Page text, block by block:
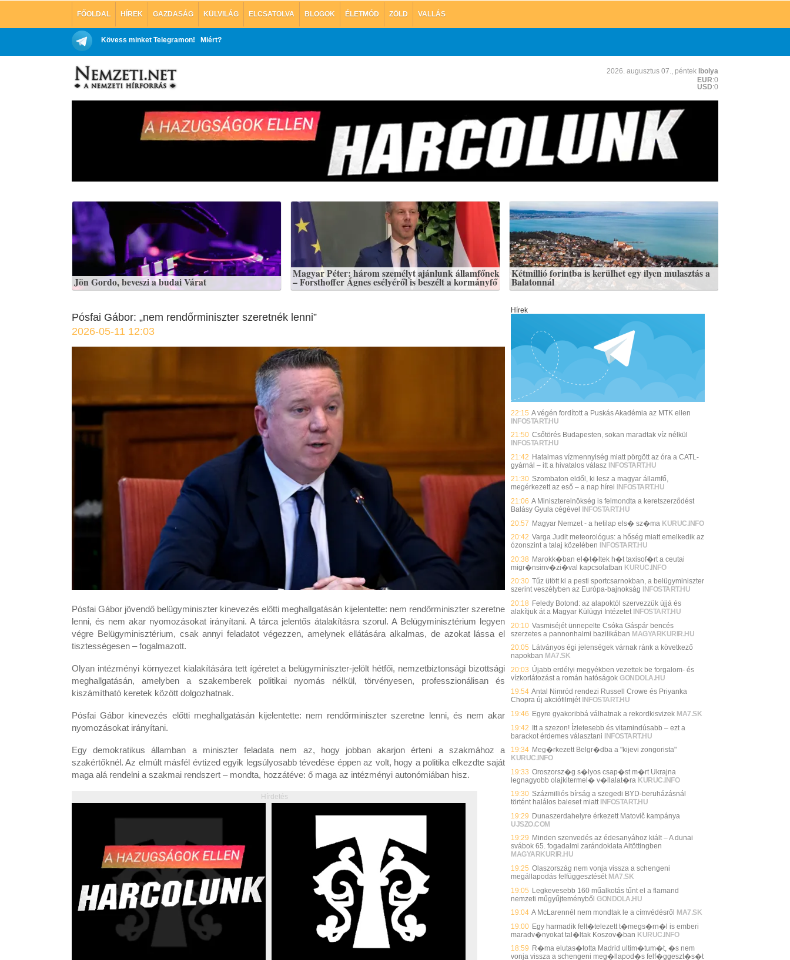
FŐOLDAL HÍREK GAZDASÁG KÜLVILÁG ELCSATOLVA BLOGOK ÉLETMÓD ZÖLD VALLÁS
Kövess minket Telegramon! Miért?
2026. augusztus 07., péntek Ibolya
EUR:0
USD:0
Jön Gordo, beveszi a budai Várat
Magyar Péter: három személyt ajánlunk államfőnek
– Forsthoffer Ágnes esélyéről is beszélt a kormányfő
Kétmillió forintba is kerülhet egy ilyen mulasztás a
Balatonnál
Pósfai Gábor: „nem rendőrminiszter szeretnék lenni”
2026-05-11 12:03
Pósfai Gábor jövendő belügyminiszter kinevezés előtti meghallgatásán kijelentette: nem rendőrminiszter szeretne
lenni, és nem akar nyomozásokat irányítani. A tárca jelentős átalakításra szorul. A Belügyminisztérium legyen
végre Belügyminisztérium, csak annyi feladatot végezzen, amelynek ellátására alkalmas, de azokat lássa el
tisztességesen – fogalmazott.
Olyan intézményi környezet kialakítására tett ígéretet a belügyminiszter-jelölt hétfői, nemzetbiztonsági bizottsági
meghallgatásán, amelyben a szakemberek politikai nyomás nélkül, törvényesen, professzionálisan és
kiszámítható keretek között dolgozhatnak.
Pósfai Gábor kinevezés előtti meghallgatásán kijelentette: nem rendőrminiszter szeretne lenni, és nem akar
nyomozásokat irányítani.
Egy demokratikus államban a miniszter feladata nem az, hogy jobban akarjon érteni a szakmához a
szakértőknél. Az elmúlt másfél évtized egyik legsúlyosabb tévedése éppen az volt, hogy a politika elkezdte saját
maga alá rendelni a szakmai rendszert – mondta, hozzátéve: ő maga az intézményi autonómiában hisz.
Hírdetés
Hírek
22:15 A végén fordított a Puskás Akadémia az MTK ellen
INFOSTART.HU
21:50 Csőtörés Budapesten, sokan maradtak víz nélkül
INFOSTART.HU
21:42 Hatalmas vízmennyiség miatt pörgött az óra a CATL-
gyárnál – itt a hivatalos válasz INFOSTART.HU
21:30 Szombaton eldől, ki lesz a magyar államfő,
megérkezett az eső – a nap hírei
INFOSTART.HU
21:06 A Miniszterelnökség is felmondta a keretszerződést
Balásy Gyula cégével
INFOSTART.HU
20:57 Magyar Nemzet - a hetilap els� sz�ma KURUC.INFO
20:42 Varga Judit meteorológus: a hőség miatt emelkedik az
ózonszint a talaj közelében
INFOSTART.HU
20:38 Marokk�ban el�t�ltek h�t taxisof�rt a ceutai
migr�nsinv�zi�val kapcsolatban KURUC.INFO
20:30 Tűz ütött ki a pesti sportcsarnokban, a belügyminiszter
szerint veszélyben az Európa-bajnokság
INFOSTART.HU
20:18 Feledy Botond: az alapoktól szervezzük újjá és
alakítjuk át a Magyar Külügyi Intézetet INFOSTART.HU
20:10 Vasmiséjét ünnepelte Csóka Gáspár bencés
szerzetes a pannonhalmi bazilikában MAGYARKURIR.HU
20:05 Látványos égi jelenségek várnak ránk a következő
napokban MA7.SK
20:03 Újabb erdélyi megyékben vezettek be forgalom- és
vízkorlátozást a román hatóságok GONDOLA.HU
19:54 Antal Nimród rendezi Russell Crowe és Priyanka
Chopra új akciófilmjét INFOSTART.HU
19:46 Egyre gyakoribbá válhatnak a rekordkisvizek MA7.SK
19:42 Itt a szezon! Ízletesebb és vitamindúsabb – ezt a
barackot érdemes választani INFOSTART.HU
19:34 Meg�rkezett Belgr�dba a "kijevi zongorista"
KURUC.INFO
19:33 Oroszorsz�g s�lyos csap�st m�rt Ukrajna
legnagyobb olajkitermel� v�llalat�ra KURUC.INFO
19:30 Százmilliós bírság a szegedi BYD-beruházásnál
történt halálos baleset miatt INFOSTART.HU
19:29 Dunaszerdahelyre érkezett Matovič kampánya
UJSZO.COM
19:29 Minden szenvedés az édesanyához kiált – A dunai
svábok 65. fogadalmi zarándoklata Altöttingben
MAGYARKURIR.HU
19:25 Olaszország nem vonja vissza a schengeni
megállapodás felfüggesztését MA7.SK
19:05 Legkevesebb 160 műalkotás tűnt el a flamand
nemzeti műgyűjteményből GONDOLA.HU
19:04 A McLarennél nem mondtak le a címvédésről
MA7.SK
19:00 Egy harmadik felt�telezett t�megs�rn�l is emberi
maradv�nyokat tal�ltak Koszov�ban KURUC.INFO
18:59 R�ma elutas�totta Madrid ultim�tum�t, �s nem
vonja vissza a schengeni meg�llapod�s felf�ggeszt�s�t